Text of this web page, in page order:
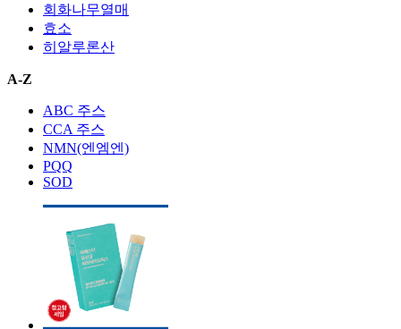
회화나무열매
효소
히알루론산
A-Z
ABC 주스
CCA 주스
NMN(엔엠엔)
PQQ
SOD